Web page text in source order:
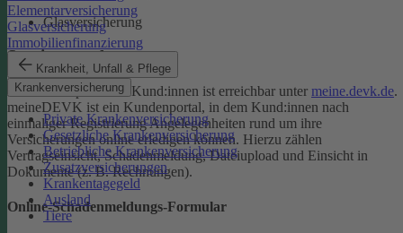
Elementarversicherung
Glasversicherung
Immobilienfinanzierung
Krankheit, Unfall & Pflege
Krankenversicherung
Private Krankenversicherung
Gesetzliche Krankenversicherung
Betriebliche Krankenversicherung
Zusatzversicherungen
Krankentagegeld
Ausland
Tiere
Glasversicherung
Serviceportal
Das Serviceportal für Kund:innen ist erreichbar unter meine.devk.de.
meineDEVK ist ein Kundenportal, in dem Kund:innen nach
einmaliger Registrierung Angelegenheiten rund um ihre
Versicherungen online erledigen können. Hierzu zählen
Vertragseinsicht, Schadenmeldung, Dateiupload und Einsicht in
Dokumente (z. B. Rechnungen).
Online-Schadenmeldungs-Formular